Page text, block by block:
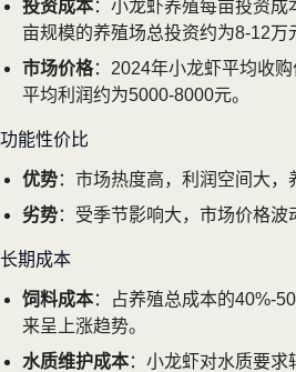
投资成本：小龙虾养殖每亩投资
亩规模的养殖场总投资约为8-12万
市场价格：2024年小龙虾平均收
平均利润约为5000-8000元。
功能性价比
优势：市场热度高，利润空间大，
劣势：受季节影响大，市场价格波
长期成本
饲料成本：占养殖总成本的40%-
来呈上涨趋势。
水质维护成本：小龙虾对水质要